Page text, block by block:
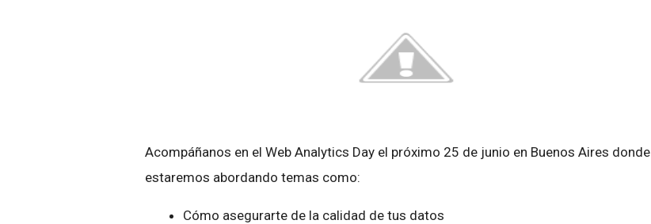
Acompáñanos en el Web Analytics Day el próximo 25 de junio en Buenos Aires donde
estaremos abordando temas como:
Cómo asegurarte de la calidad de tus datos